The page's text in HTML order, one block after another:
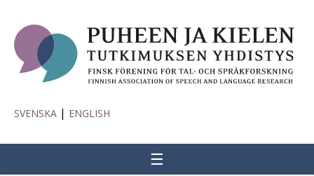
SVENSKA | ENGLISH
☰